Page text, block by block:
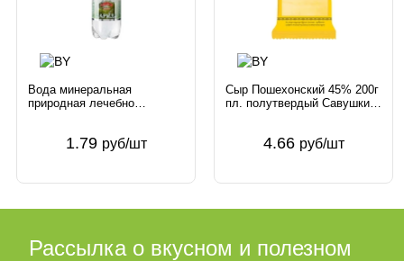
Вода минеральная
природная лечебно
1.79 руб/шт
Сыр Пошехонский 45% 200г
пл. полутвердый Савушкин
4.66 руб/шт
Рассылка о вкусном и полезном